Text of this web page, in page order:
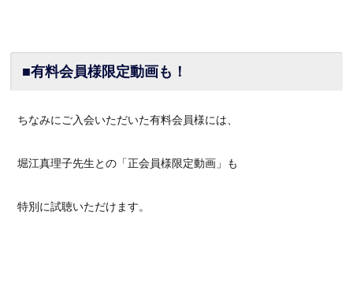
■有料会員様限定動画も！
ちなみにご入会いただいた有料会員様には、
堀江真理子先生との「正会員様限定動画」も
特別に試聴いただけます。